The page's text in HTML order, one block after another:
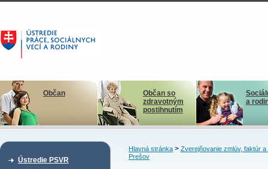
Občan
Občan so
zdravotným
postihnutím
a
Ústredie PSVR
Hlavná stránka> Zverejňovanie zmlúv, faktúr a
Prešov